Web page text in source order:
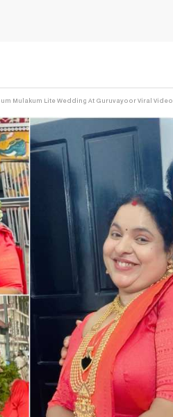
Mulakum Lite Wedding At Guruvayoor Viral Video